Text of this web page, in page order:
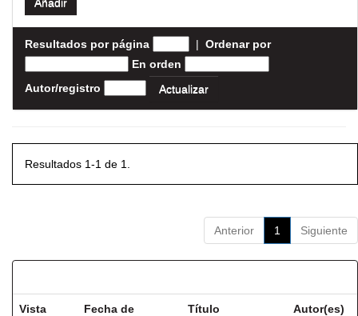
Resultados por página | Ordenar por
En orden
Autor/registro
Resultados 1-1 de 1.
Anterior 1 Siguiente
Vista
Fecha de
Título Autor(es)